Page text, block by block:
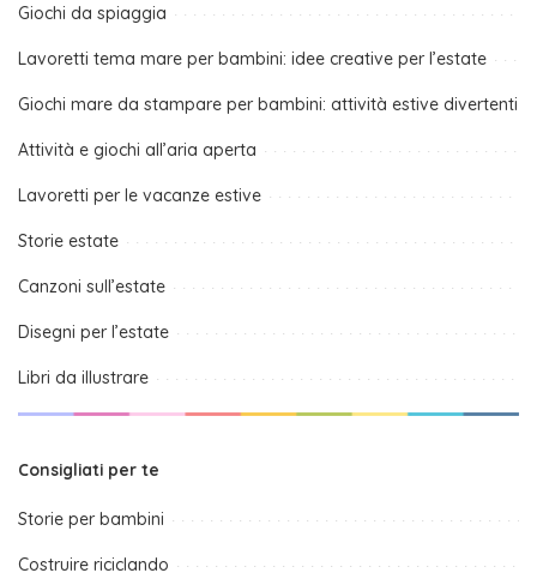
Giochi da spiaggia
Lavoretti tema mare per bambini: idee creative per l’estate
Giochi mare da stampare per bambini: attività estive divertenti
Attività e giochi all’aria aperta
Lavoretti per le vacanze estive
Storie estate
Canzoni sull’estate
Disegni per l’estate
Libri da illustrare
Consigliati per te
Storie per bambini
Costruire riciclando